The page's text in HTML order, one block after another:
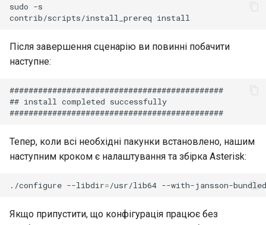
sudo -s
contrib/scripts/install_prereq
Після завершення сценарію ви повинні побачити
наступне:
#############################################
## install completed successfully
Тепер, коли всі необхідні пакунки встановлено, нашим
наступним кроком є налаштування та збірка Asterisk:
./configure --libdir=/usr/lib64 --with-jansson-bundled
Якщо припустити, що конфігурація працює без